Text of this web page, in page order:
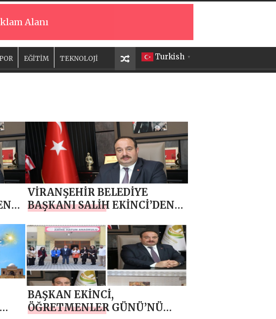
Alanı
Turkish ▼
EĞİTİM TEKNOLOJİ
VİRANŞEHİR BELEDİYE
BAŞKANI SALİH EKİNCİ’DEN
BAŞKAN EKİNCİ,
ÖĞRETMENLER GÜNÜ’NÜ